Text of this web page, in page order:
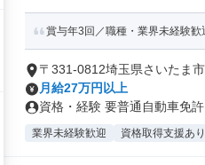
賞与年3回／職種・業界未経験
〒331-0812埼玉県さいたま
月給27万円以上
資格・経験 要普通自動車免
業界未経験歓迎 資格取得支援あり